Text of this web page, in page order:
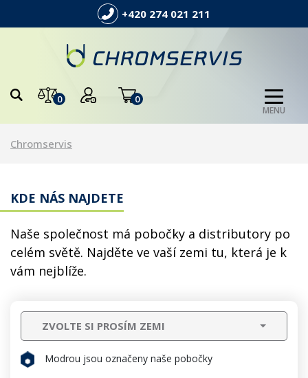
+420 274 021 211
0 0
MENU
Chromservis
KDE NÁS NAJDETE
Naše společnost má pobočky a distributory po
celém světě. Najděte ve vaší zemi tu, která je k
vám nejblíže.
ZVOLTE SI PROSÍM ZEMI
Modrou jsou označeny naše pobočky